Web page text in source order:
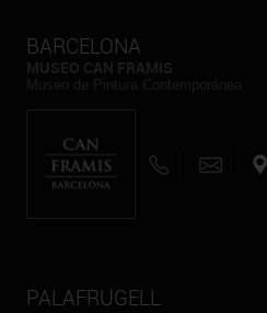
BARCELONA
PALAFRUGELL